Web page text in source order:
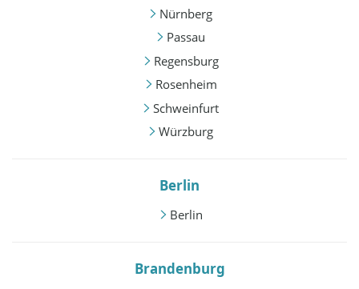
Nürnberg
Passau
Regensburg
Rosenheim
Schweinfurt
Würzburg
Berlin
Berlin
Brandenburg